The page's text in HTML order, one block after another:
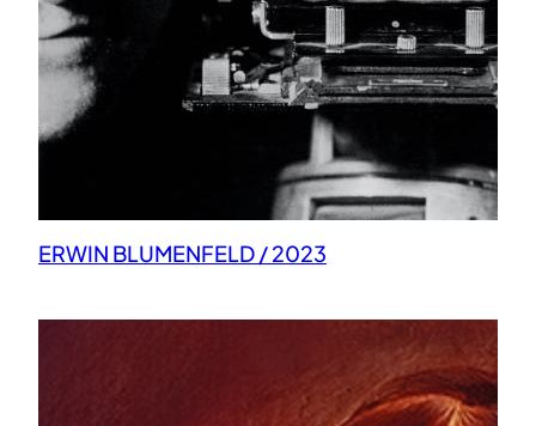
ERWIN BLUMENFELD / 2023